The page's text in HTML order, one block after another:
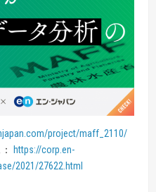
project/maff_2110/
https://corp.en-
2021/27622.html